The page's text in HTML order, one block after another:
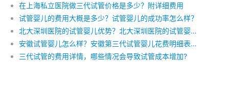
在上海私立医院做三代试管价格是多少？附详细费用
试管婴儿的费用大概是多少？试管婴儿的成功率怎么样？
北大深圳医院的试管婴儿优势？北大深圳医院的试管婴儿费用明细
安徽试管婴儿怎么样？安徽第三代试管婴儿花费明细表，5万可以吗？
三代试管的费用详情，哪些情况会导致试管成本增加?